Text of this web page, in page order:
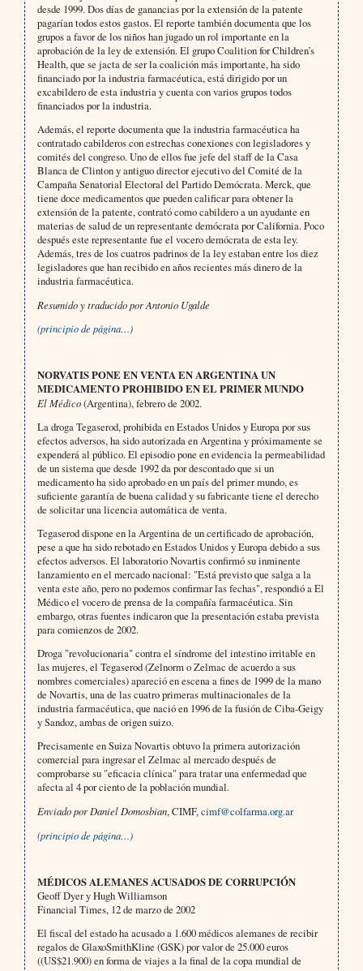
desde 1999. Dos días de ganancias por la extensión de la patente
pagarían todos estos gastos. El reporte también documenta que los
grupos a favor de los niños han jugado un rol importante en la
aprobación de la ley de extensión. El grupo Coalition for Children’s
Health, que se jacta de ser la coalición más importante, ha sido
financiado por la industria farmacéutica, está dirigido por un
excabildero de esta industria y cuenta con varios grupos todos
financiados por la industria.
Además, el reporte documenta que la industria farmacéutica ha
contratado cabilderos con estrechas conexiones con legisladores y
comités del congreso. Uno de ellos fue jefe del staff de la Casa
Blanca de Clinton y antiguo director ejecutivo del Comité de la
Campaña Senatorial Electoral del Partido Demócrata. Merck, que
tiene doce medicamentos que pueden calificar para obtener la
extensión de la patente, contrató como cabildero a un ayudante en
materias de salud de un representante demócrata por California. Poco
después este representante fue el vocero demócrata de esta ley.
Además, tres de los cuatros padrinos de la ley estaban entre los diez
legisladores que han recibido en años recientes más dinero de la
industria farmacéutica.
Resumido y traducido por Antonio Ugalde
(principio de página…)
NORVATIS PONE EN VENTA EN ARGENTINA UN
MEDICAMENTO PROHIBIDO EN EL PRIMER MUNDO
El Médico(Argentina), febrero de 2002.
La droga Tegaserod, prohibida en Estados Unidos y Europa por sus
efectos adversos, ha sido autorizada en Argentina y próximamente se
expenderá al público. El episodio pone en evidencia la permeabilidad
de un sistema que desde 1992 da por descontado que si un
medicamento ha sido aprobado en un país del primer mundo, es
suficiente garantía de buena calidad y su fabricante tiene el derecho
de solicitar una licencia automática de venta.
Tegaserod dispone en la Argentina de un certificado de aprobación,
pese a que ha sido rebotado en Estados Unidos y Europa debido a sus
efectos adversos. El laboratorio Novartis confirmó su inminente
lanzamiento en el mercado nacional: "Está previsto que salga a la
venta este año, pero no podemos confirmar las fechas", respondió a El
Médico el vocero de prensa de la compañía farmacéutica. Sin
embargo, otras fuentes indicaron que la presentación estaba prevista
para comienzos de 2002.
Droga "revolucionaria" contra el síndrome del intestino irritable en
las mujeres, el Tegaserod (Zelnorm o Zelmac de acuerdo a sus
nombres comerciales) apareció en escena a fines de 1999 de la mano
de Novartis, una de las cuatro primeras multinacionales de la
industria farmacéutica, que nació en 1996 de la fusión de Ciba-Geigy
y Sandoz, ambas de origen suizo.
Precisamente en Suiza Novartis obtuvo la primera autorización
comercial para ingresar el Zelmac al mercado después de
comprobarse su "eficacia clínica" para tratar una enfermedad que
afecta al 4 por ciento de la población mundial.
Enviado por Daniel Domosbian, CIMF,cimf@colfarma.org.ar
(principio de página…)
MÉDICOS ALEMANES ACUSADOS DE CORRUPCIÓN
Geoff Dyer y Hugh Williamson
Financial Times, 12 de marzo de 2002
El fiscal del estado ha acusado a 1.600 médicos alemanes de recibir
regalos de GlaxoSmithKline (GSK) por valor de 25.000 euros
((US$21.900) en forma de viajes a la final de la copa mundial de